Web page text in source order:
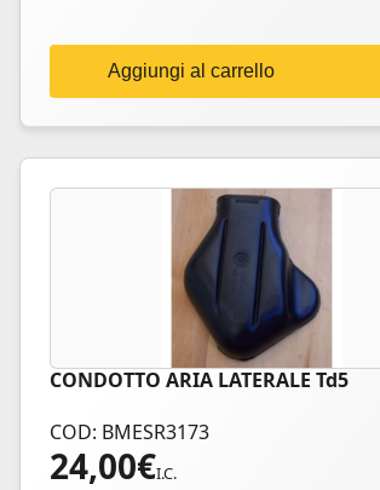
Aggiungi al carrello
CONDOTTO ARIA LATERALE Td5
COD: BMESR3173
24,00€I.C.